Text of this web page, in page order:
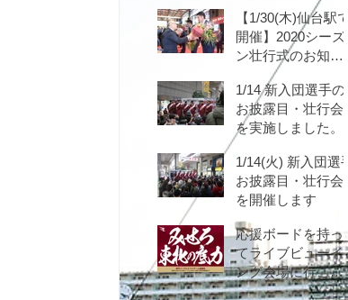
【1/30(木)仙台駅で
開催】2020シーズ
ン壮行式のお知ら
1/14 新入団選手の
お披露目・壮行会
を実施しました。
1/14(火) 新入団選手
お披露目・壮行会
を開催します
応援ボードを持っ
てライブビューイ
ング会場に行こ
う！！